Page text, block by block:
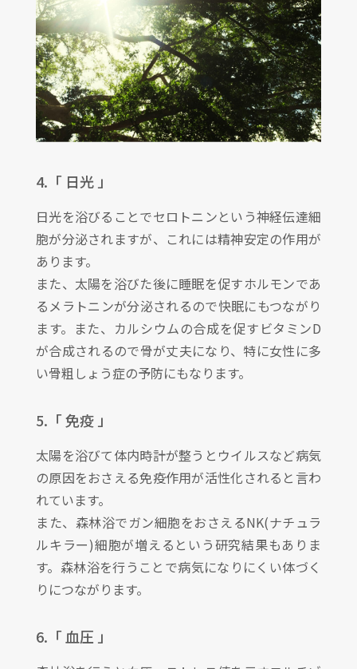
4.「 日光 」
日光を浴びることでセロトニンという神経伝達細
胞が分泌されますが、これには精神安定の作用が
あります。
また、太陽を浴びた後に睡眠を促すホルモンであ
るメラトニンが分泌されるので快眠にもつながり
ます。また、カルシウムの合成を促すビタミンD
が合成されるので骨が丈夫になり、特に女性に多
い骨粗しょう症の予防にもなります。
5.「 免疫 」
太陽を浴びて体内時計が整うとウイルスなど病気
の原因をおさえる免疫作用が活性化されると言わ
れています。
また、森林浴でガン細胞をおさえるNK(ナチュラ
ルキラー)細胞が増えるという研究結果もありま
す。森林浴を行うことで病気になりにくい体づく
りにつながります。
6.「 血圧 」